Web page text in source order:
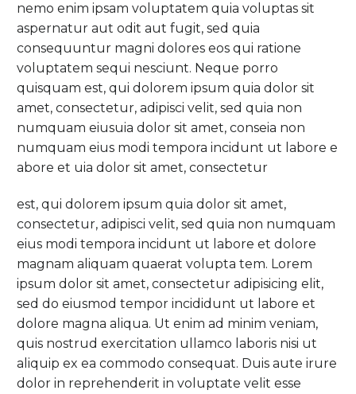
nemo enim ipsam voluptatem quia voluptas sit
aspernatur aut odit aut fugit, sed quia
consequuntur magni dolores eos qui ratione
voluptatem sequi nesciunt. Neque porro
quisquam est, qui dolorem ipsum quia dolor sit
amet, consectetur, adipisci velit, sed quia non
numquam eiusuia dolor sit amet, conseia non
numquam eius modi tempora incidunt ut labore e
abore et uia dolor sit amet, consectetur
est, qui dolorem ipsum quia dolor sit amet,
consectetur, adipisci velit, sed quia non numquam
eius modi tempora incidunt ut labore et dolore
magnam aliquam quaerat volupta tem. Lorem
ipsum dolor sit amet, consectetur adipisicing elit,
sed do eiusmod tempor incididunt ut labore et
dolore magna aliqua. Ut enim ad minim veniam,
quis nostrud exercitation ullamco laboris nisi ut
aliquip ex ea commodo consequat. Duis aute irure
dolor in reprehenderit in voluptate velit esse